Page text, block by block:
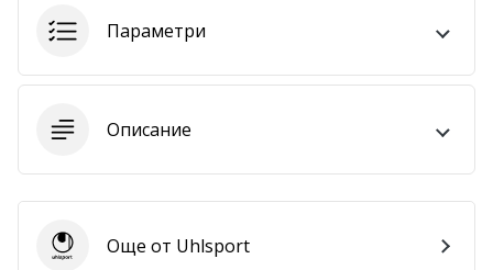
Параметри
Описание
UhlsportОще от Uhlsport